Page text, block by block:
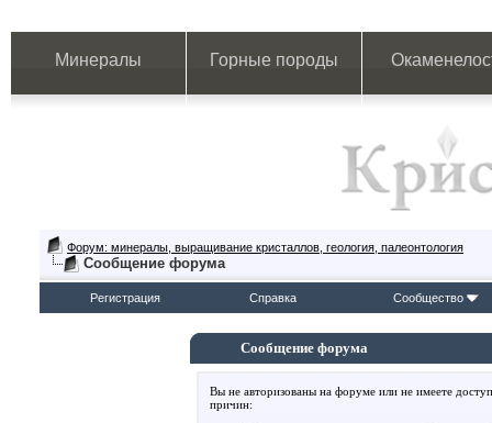
Минералы Горные породы
Форум: минералы, выращивание кристаллов, геология, палеонтология
Сообщение форума
Регистрация Справка Сообщество
Сообщение форума
Вы не авторизованы на форуме или не имеете
причин: